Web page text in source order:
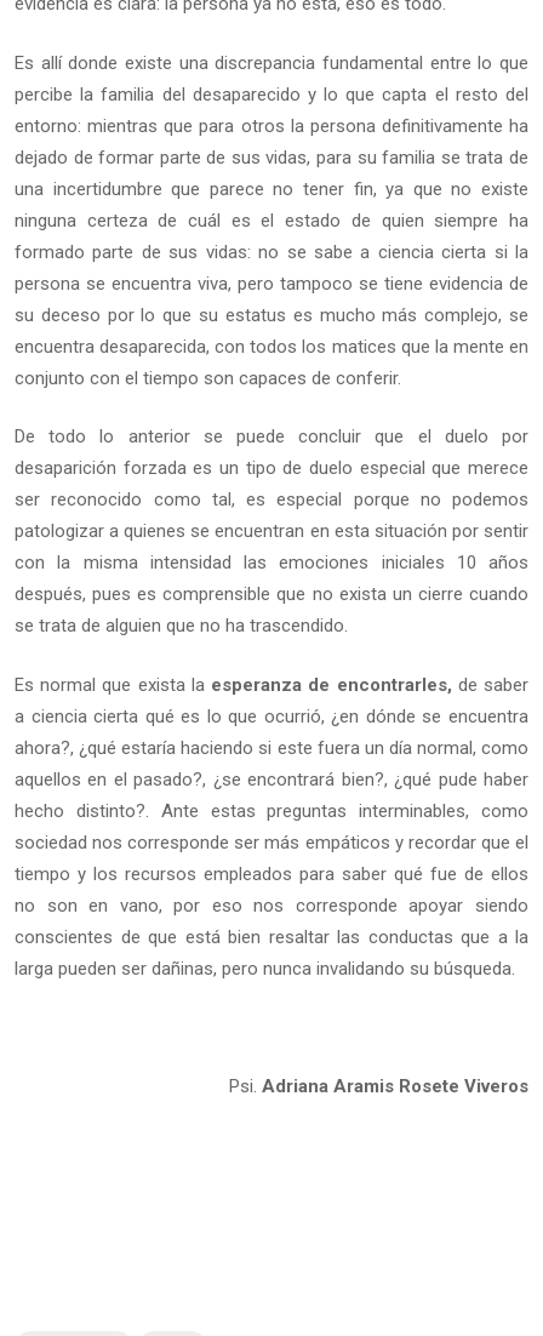
Es allí donde existe una discrepancia fundamental entre lo que
percibe la familia del desaparecido y lo que capta el resto del
entorno: mientras que para otros la persona definitivamente ha
dejado de formar parte de sus vidas, para su familia se trata de
una incertidumbre que parece no tener fin, ya que no existe
ninguna certeza de cuál es el estado de quien siempre ha
formado parte de sus vidas: no se sabe a ciencia cierta si la
persona se encuentra viva, pero tampoco se tiene evidencia de
su deceso por lo que su estatus es mucho más complejo, se
encuentra desaparecida, con todos los matices que la mente en
conjunto con el tiempo son capaces de conferir.
De todo lo anterior se puede concluir que el duelo por
desaparición forzada es un tipo de duelo especial que merece
ser reconocido como tal, es especial porque no podemos
patologizar a quienes se encuentran en esta situación por sentir
con la misma intensidad las emociones iniciales 10 años
después, pues es comprensible que no exista un cierre cuando
se trata de alguien que no ha trascendido.
Es normal que exista la esperanza de encontrarles, de saber
a ciencia cierta qué es lo que ocurrió, ¿en dónde se encuentra
ahora?, ¿qué estaría haciendo si este fuera un día normal, como
aquellos en el pasado?, ¿se encontrará bien?, ¿qué pude haber
hecho distinto?. Ante estas preguntas interminables, como
sociedad nos corresponde ser más empáticos y recordar que el
tiempo y los recursos empleados para saber qué fue de ellos
no son en vano, por eso nos corresponde apoyar siendo
conscientes de que está bien resaltar las conductas que a la
larga pueden ser dañinas, pero nunca invalidando su búsqueda.
Psi. Adriana Aramis Rosete Viveros